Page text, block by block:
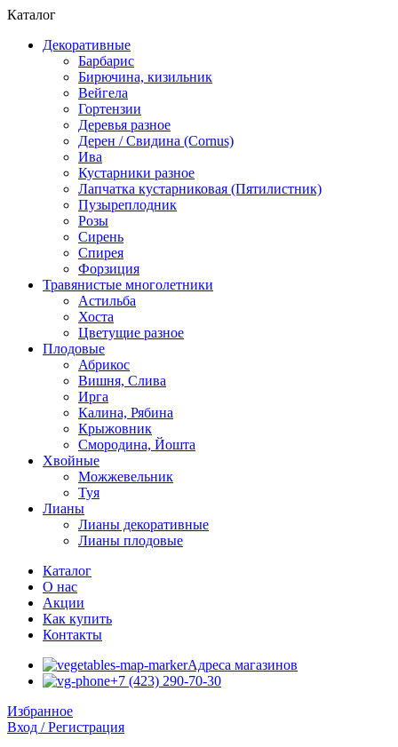
Каталог
Декоративные
Барбарис
Бирючина, кизильник
Вейгела
Гортензии
Деревья разное
Дерен / Свидина (Cornus)
Ива
Кустарники разное
Лапчатка кустарниковая (Пятилистник)
Пузыреплодник
Розы
Сирень
Спирея
Форзиция
Травянистые многолетники
Астильба
Хоста
Цветущие разное
Плодовые
Абрикос
Вишня, Слива
Ирга
Калина, Рябина
Крыжовник
Смородина, Йошта
Хвойные
Можжевельник
Туя
Лианы
Лианы декоративные
Лианы плодовые
Каталог
О нас
Акции
Как купить
Контакты
Адреса магазинов
+7 (423) 290-70-30
Избранное
Вход / Регистрация